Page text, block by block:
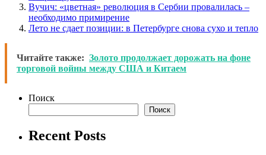
Вучич: «цветная» революция в Сербии провалилась –
необходимо примирение
Лето не сдает позиции: в Петербурге снова сухо и тепло
Читайте также: Золото продолжает дорожать на фоне
торговой войны между США и Китаем
Поиск
Поиск
Recent Posts